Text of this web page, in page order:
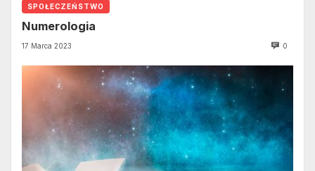
SPOŁECZEŃSTWO
Numerologia
17 Marca 2023 0